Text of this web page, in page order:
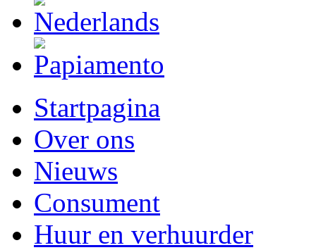
Startpagina
Over ons
Nieuws
Consument
Huur en verhuurder